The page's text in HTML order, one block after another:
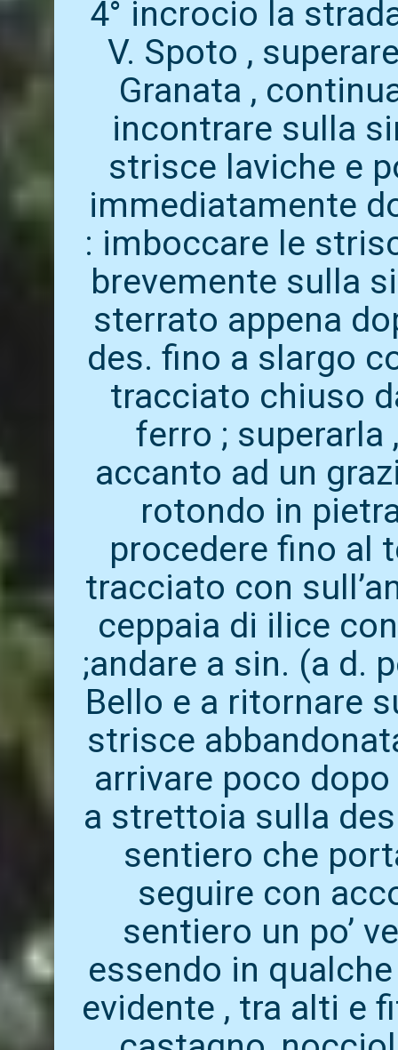
4° incrocio la
V. Spoto ,
Granata ,
incontrare sulla
strisce laviche e
immediatamente
: imboccare le
brevemente sulla
sterrato appena
des. fino a slargo
tracciato chiuso
ferro ; superarla
accanto ad un
rotondo in
procedere fino al
tracciato con
ceppaia di ilice
;andare a sin. (a d.
Bello e a ritornare
strisce
arrivare poco dopo
a strettoia sulla
sentiero che
seguire con
sentiero un po’
essendo in
evidente , tra alti e